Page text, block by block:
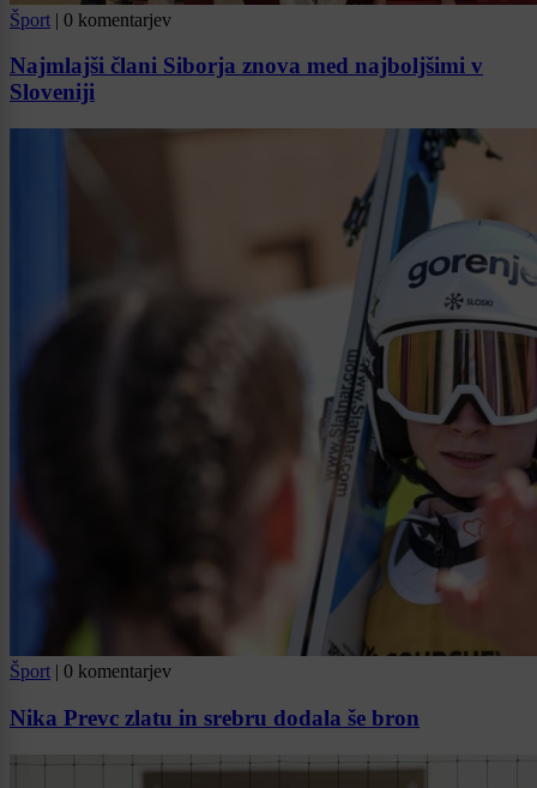
Šport | 0 komentarjev
Najmlajši člani Siborja znova med najboljšimi v
Sloveniji
Šport | 0 komentarjev
Nika Prevc zlatu in srebru dodala še bron